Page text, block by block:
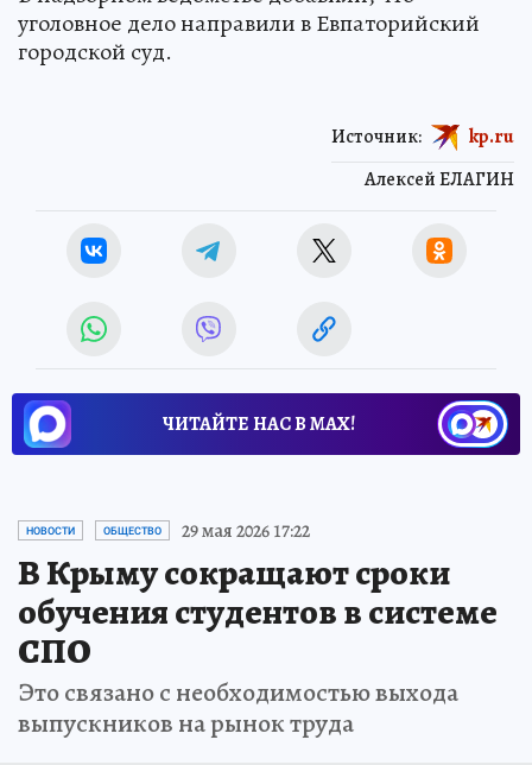
уголовное дело направили в Евпаторийский
городской суд.
Алексей ЕЛАГИН
Источник: kp.ru
ЧИТАЙТЕ НАС В МАХ!
НОВОСТИ ОБЩЕСТВО 29 мая 2026 17:22
В Крыму сокращают сроки
обучения студентов в системе
СПО
Это связано с необходимостью выхода
выпускников на рынок труда